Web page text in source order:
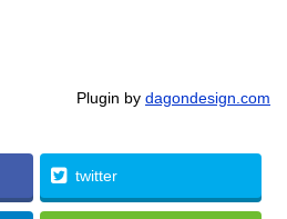
Plugin by dagondesign.com
twitter